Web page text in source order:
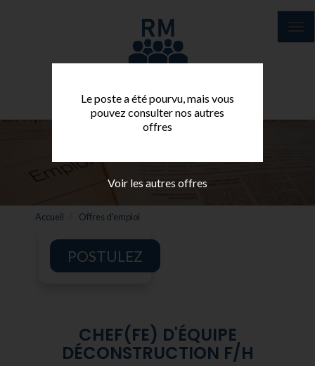
Accueil Offres d'emploi
Le poste a été pourvu, mais vous
pouvez consulter nos autres
offres
Voir les autres offres
POSTULEZ
CHEF(FE) D'ÉQUIPE
DÉCONSTRUCTION F/H